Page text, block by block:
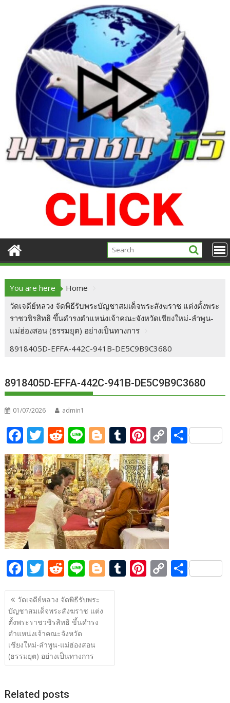
You are here
Home
วัดเจดีย์หลวง จัดพิธีรับพระบัญชาสมเด็จพระสังฆราช แต่งตั้งพระ
ราชวชิรสิทธิ ขึ้นดำรงตำแหน่งเจ้าคณะจังหวัดเชียงใหม่-ลำพูน-
แม่ฮ่องสอน (ธรรมยุต) อย่างเป็นทางการ
8918405D-EFFA-442C-941B-DE5C9B9C3680
8918405D-EFFA-442C-941B-DE5C9B9C3680
01/07/2026 admin1
F
ac
e
b
o
o
k
T
w
itt
er
R
e
d
di
t
Li
n
e
Bl
o
g
g
er
T
u
m
bl
r
Pi
nt
er
e
st
C
o
p
y
Li
n
k
S
F
ac
e
b
o
o
k
T
w
itt
er
R
e
d
di
t
Li
n
e
Bl
o
T Pi C S
แนะแนว
เรื่อง
วัดเจดีย์หลวง จัดพิธีรับพระ
บัญชาสมเด็จพระสังฆราช แต่ง
ตั้งพระราชวชิรสิทธิ ขึ้นดำรง
ตำแหน่งเจ้าคณะจังหวัด
เชียงใหม่-ลำพูน-แม่ฮ่องสอน
(ธรรมยุต) อย่างเป็นทางการ
Related posts